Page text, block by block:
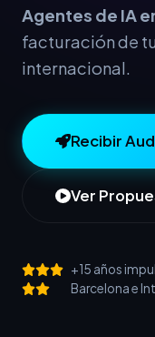
Agentes de IA
facturación de
internacional.
Recibir
Ver
+15 años
Barcelona e